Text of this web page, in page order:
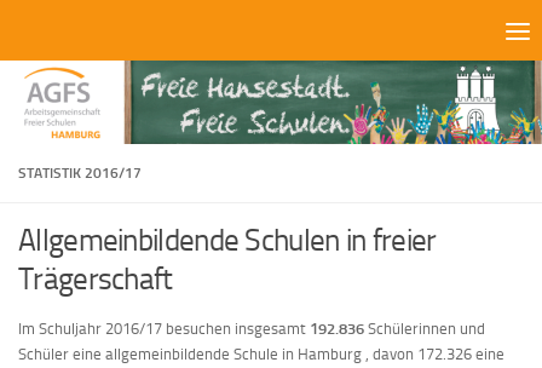
STATISTIK 2016/17
Allgemeinbildende Schulen in freier
Trägerschaft
Im Schuljahr 2016/17 besuchen insgesamt 192.836 Schülerinnen und
Schüler eine allgemeinbildende Schule in Hamburg , davon 172.326 eine